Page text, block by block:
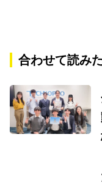
合わせて読み